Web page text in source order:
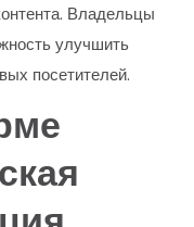
Владельцы
улучшить
посетителей.